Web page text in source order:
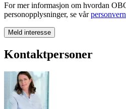
For mer informasjon om hvordan
personopplysninger, se vår
Meld interesse
Kontaktpersoner